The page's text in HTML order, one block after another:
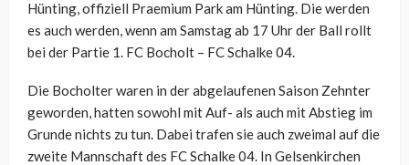
Hünting, offiziell Praemium Park am Hünting. Die werden
es auch werden, wenn am Samstag ab 17 Uhr der Ball rollt
bei der Partie 1. FC Bocholt – FC Schalke 04.
Die Bocholter waren in der abgelaufenen Saison Zehnter
geworden, hatten sowohl mit Auf- als auch mit Abstieg im
Grunde nichts zu tun. Dabei trafen sie auch zweimal auf die
zweite Mannschaft des FC Schalke 04. In Gelsenkirchen